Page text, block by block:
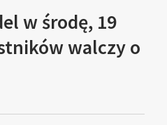
w środę, 19
walczy o